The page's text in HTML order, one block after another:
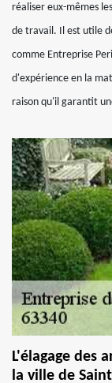
réaliser eux-mêmes
de travail. Il est utile
comme Entreprise
d'expérience en la
raison qu'il garantit
L'élagage des
la ville de